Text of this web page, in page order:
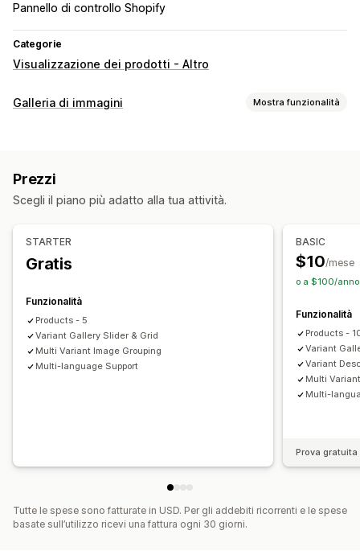
Pannello di controllo Shopify
Categorie
Visualizzazione dei prodotti - Altro
Galleria di immagini Mostra funzionalità
Prezzi
Scegli il piano più adatto alla tua attività.
STARTER
Gratis
Funzionalità
Products - 5
Variant Gallery Slider & Grid
Multi Variant Image Grouping
Multi-language Support
BASIC
$10/mese
o a $100/
Funzionalità
Products -
Variant
Variant
Multi
Multi-
Prova
Tutte le spese sono fatturate in USD. Per gli addebiti ricorrenti e le spese
basate sull’utilizzo ricevi una fattura ogni 30 giorni.